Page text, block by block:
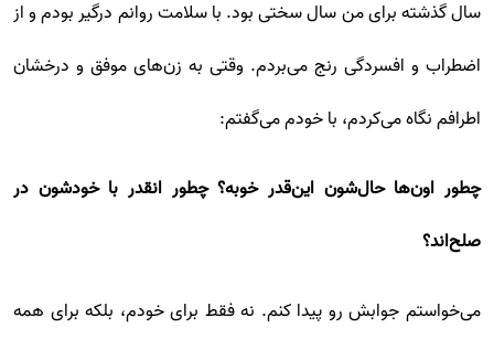
سال گذشته برای من سال سختی بود. با سلامت روانم درگیر بودم و از
اضطراب و افسردگی رنج می‌بردم. وقتی به زن‌های موفق و درخشان
اطرافم نگاه می‌کردم، با خودم می‌گفتم:
چطور اون‌ها حال‌شون این‌قدر خوبه؟ چطور انقدر با خودشون در
صلح‌اند؟
می‌خواستم جوابش رو پیدا کنم. نه فقط برای خودم، بلکه برای همه